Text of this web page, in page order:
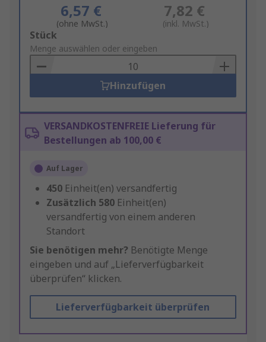
6,57 €
(ohne MwSt.)
7,82 €
(inkl. MwSt.)
Add
to
Basket
Stück
Menge auswählen oder eingeben
Hinzufügen
VERSANDKOSTENFREIE Lieferung für
Bestellungen ab 100,00 €
Auf Lager
450 Einheit(en) versandfertig
Zusätzlich 580 Einheit(en)
versandfertig von einem anderen
Standort
Sie benötigen mehr? Benötigte Menge
eingeben und auf „Lieferverfügbarkeit
überprüfen“ klicken.
Lieferverfügbarkeit überprüfen